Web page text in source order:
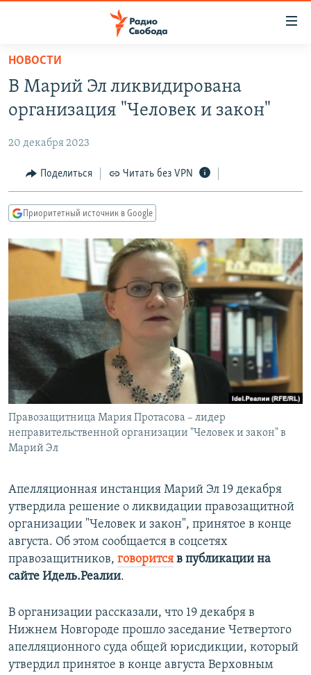
упрощенного
доступа
основному
Вернутся
главной
навигации
Вернутся
ПОДКАСТЫ
АВТОРСКИЕ ПРОЕКТЫ
ЦИТАТЫ СВОБОДЫ
МНЕНИЯ
IDEL.РЕАЛИИ
КАВКАЗ.РЕАЛИИ
СЕВЕР.РЕАЛИИ
СИБИРЬ.РЕАЛИИ
РАСПИСАНИЕ ВЕЩАНИЯ
ПОДПИШИТЕСЬ НА РАССЫЛКУ
НОВОСТИ
В Марий Эл ликвидирована
организация "Человек и закон"
20 декабря 2023
Поделиться Читать без VPN
Приоритетный источник в Google
Правозащитница Мария Протасова – лидер
неправительственной организации "Человек и закон" в
Марий Эл
Апелляционная инстанция Марий Эл 19 декабря
утвердила решение о ликвидации правозащитной
организации "Человек и закон", принятое в конце
августа. Об этом сообщается в соцсетях
правозащитников, говорится в публикации на
сайте Идель.Реалии.
В организации рассказали, что 19 декабря в
Нижнем Новгороде прошло заседание Четвертого
апелляционного суда общей юрисдикции, который
утвердил принятое в конце августа Верховным